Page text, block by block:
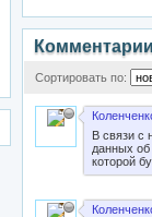
Сортировать по:
В связи с
данных об
которой